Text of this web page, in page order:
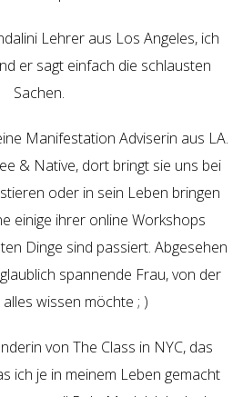
Lehrer aus Los Angeles, ich
er sagt einfach die schlausten
Sachen.
Manifestation Adviserin aus LA.
& Native, dort bringt sie uns bei
oder in sein Leben bringen
einige ihrer online Workshops
Dinge sind passiert. Abgesehen
spannende Frau, von der
wissen möchte ; )
von The Class in NYC, das
ich je in meinem Leben gemacht